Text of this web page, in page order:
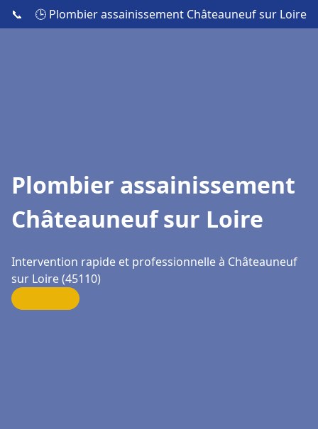
📞 🕒 Plombier assainissement Châteauneuf sur Loire
Plombier assainissement
Châteauneuf sur Loire
Intervention rapide et professionnelle à Châteauneuf
sur Loire (45110)